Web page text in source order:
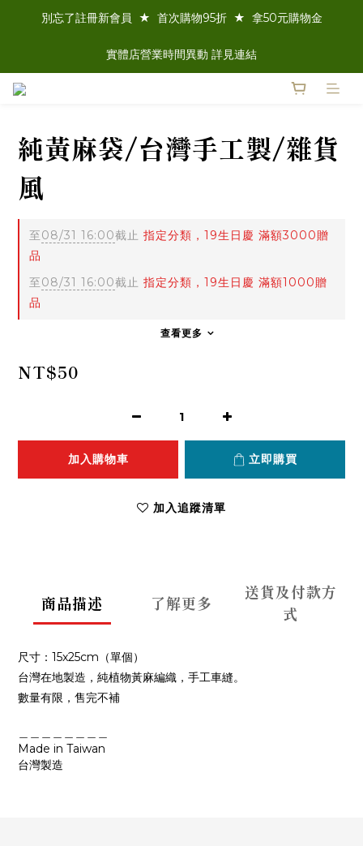
別忘了註冊新會員  ★  首次購物95折  ★  拿50元購物金
實體店營業時間異動 詳見連結
純黃麻袋/台灣手工製/雜貨
風
至08/31 16:00截止 指定分類，19生日慶 滿額3000贈
品
至08/31 16:00截止 指定分類，19生日慶 滿額1000贈
品
查看更多
NT$50
加入購物車 立即購買
加入追蹤清單
商品描述 了解更多
送貨及付款方
式
尺寸：15x25cm（單個）
台灣在地製造，純植物黃麻編織，手工車縫。
數量有限，售完不補
Made in Taiwan
台灣製造